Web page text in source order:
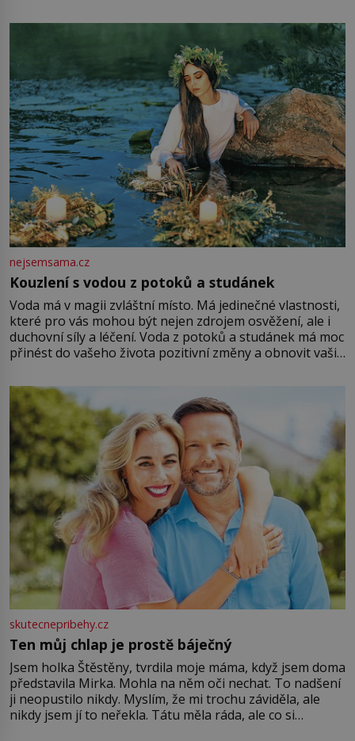
milostpaní. Stačí jenom na sukni,“ zhodnotí švadlena
množství růžového mušelínu. „Ošidili vás, podívejte.“
nejsemsama.cz
Kouzlení s vodou z potoků a studánek
Voda má v magii zvláštní místo. Má jedinečné vlastnosti,
které pro vás mohou být nejen zdrojem osvěžení, ale i
duchovní síly a léčení. Voda z potoků a studánek má moc
přinést do vašeho života pozitivní změny a obnovit vaši
můžete obohatit své rituály a přinést do svého života
větší harmonii a klid. Je důležité
skutecnepribehy.cz
Ten můj chlap je prostě báječný
Jsem holka Štěstěny, tvrdila moje máma, když jsem doma
představila Mirka. Mohla na něm oči nechat. To nadšení
ji neopustilo nikdy. Myslím, že mi trochu záviděla, ale
nikdy jsem jí to neřekla. Tátu měla ráda, ale co si